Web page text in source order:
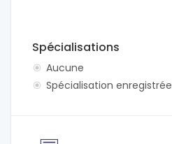
Spécialisations
Aucune
Spécialisation enregistrée